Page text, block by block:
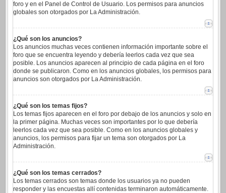
foro y en el Panel de Control de Usuario. Los permisos para anuncios
globales son otorgados por La Administración.
¿Qué son los anuncios?
Los anuncios muchas veces contienen información importante sobre el
foro que se encuentra leyendo y debería leerlos cada vez que sea
posible. Los anuncios aparecen al principio de cada página en el foro
donde se publicaron. Como en los anuncios globales, los permisos para
anuncios son otorgados por La Administración.
¿Qué son los temas fijos?
Los temas fijos aparecen en el foro por debajo de los anuncios y solo en
la primer página. Muchas veces son importantes por lo que debería
leerlos cada vez que sea posible. Como en los anuncios globales y
anuncios, los permisos para fijar un tema son otorgados por La
Administración.
¿Qué son los temas cerrados?
Los temas cerrados son temas donde los usuarios ya no pueden
responder y las encuestas allí contenidas terminaron automáticamente.